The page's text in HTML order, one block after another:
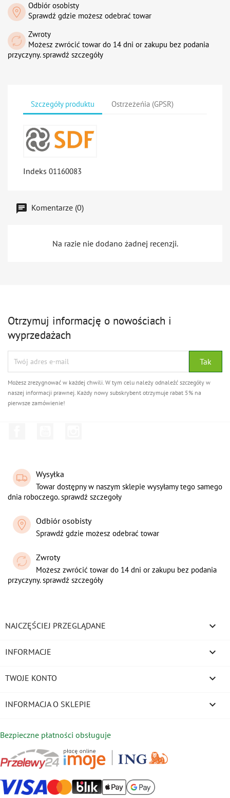
Odbiór osobisty
Sprawdź gdzie możesz odebrać towar
Zwroty
Możesz zwrócić towar do 14 dni or zakupu bez podania
przyczyny. sprawdź szczegóły
Szczegóły produktu Ostrzeżeńia (GPSR)
Indeks 01160083
Komentarze (0)
Na razie nie dodano żadnej recenzji.
Otrzymuj informację o nowościach i
wyprzedażach
Możesz zrezygnować w każdej chwili. W tym celu należy odnaleźć szczegóły w
naszej informacji prawnej. Każdy nowy subskrybent otrzymuje rabat 5% na
pierwsze zamówienie!
Wysyłka
Towar dostępny w naszym sklepie wysyłamy tego samego
dnia roboczego. sprawdź szczegoły
Odbiór osobisty
Sprawdź gdzie możesz odebrać towar
Zwroty
Możesz zwrócić towar do 14 dni or zakupu bez podania
przyczyny. sprawdź szczegóły
NAJCZĘŚCIEJ PRZEGLĄDANE 
INFORMACJE 
TWOJE KONTO 
INFORMACJA O SKLEPIE keyboard_arrow_down
Bezpieczne płatności obsługuje